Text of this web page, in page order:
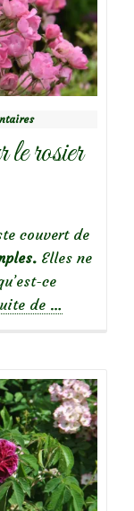
rosier
couvert de
Elles ne
ce
de
Focus
sur
…